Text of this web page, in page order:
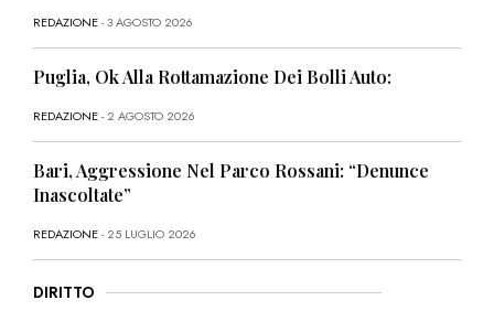
REDAZIONE- 3 AGOSTO 2026
Puglia, Ok Alla Rottamazione Dei Bolli Auto:
REDAZIONE- 2 AGOSTO 2026
Bari, Aggressione Nel Parco Rossani: “Denunce
Inascoltate”
REDAZIONE- 25 LUGLIO 2026
DIRITTO